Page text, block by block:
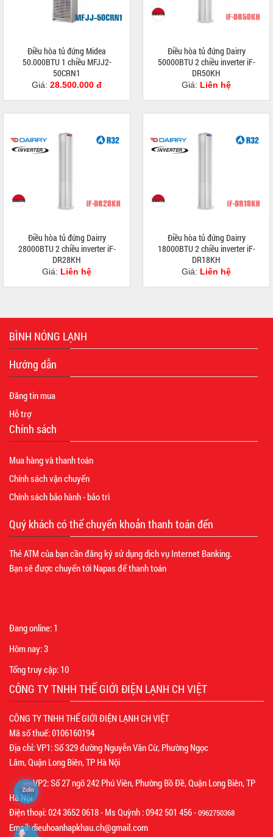
Điều hòa tủ đứng Midea
50.000BTU 1 chiều MFJJ2-
50CRN1
Giá: 28.500.000 đ
Điều hòa tủ đứng Dairry
50000BTU 2 chiều inverter iF-
DR50KH
Giá: Liên hệ
Điều hòa tủ đứng Dairry
28000BTU 2 chiều inverter iF-
DR28KH
Giá: Liên hệ
Điều hòa tủ đứng Dairry
18000BTU 2 chiều inverter iF-
DR18KH
Giá: Liên hệ
BÌNH NÓNG LẠNH
Hướng dẫn
Đăng tin mua
Hỗ trợ
Chính sách
Mua hàng và thanh toán
Chính sách vận chuyển
Chính sách bảo hành - bảo trì
Quý khách có thể chuyển khoản thanh toán đến
Thẻ ATM của bạn cần đăng ký sử dụng dịch vụ Internet Banking.
Bạn sẽ được chuyển tới Napas để thanh toán
Đang online: 1
Hôm nay:3
Tổng truy cập: 10
CÔNG TY TNHH THẾ GIỚI ĐIỆN LẠNH CH VIỆT
CÔNG TY TNHH THẾ GIỚI ĐIỆN LẠNH CH VIỆT
Mã số thuế: 0106160194
Địa chỉ: VP1: Số 329 đường Nguyễn Văn Cừ, Phường Ngọc
Lâm, Quận Long Biên, TP Hà Nội
VP2: Số 27 ngõ 242 Phú Viên, Phường Bồ Đề, Quận Long Biên, TP
Hà Nội
Điện thoại: 024 3652 0618 - Ms Quỳnh : 0942 501 456 -0962750368
Email: dieuhoanhapkhau.ch@gmail.com